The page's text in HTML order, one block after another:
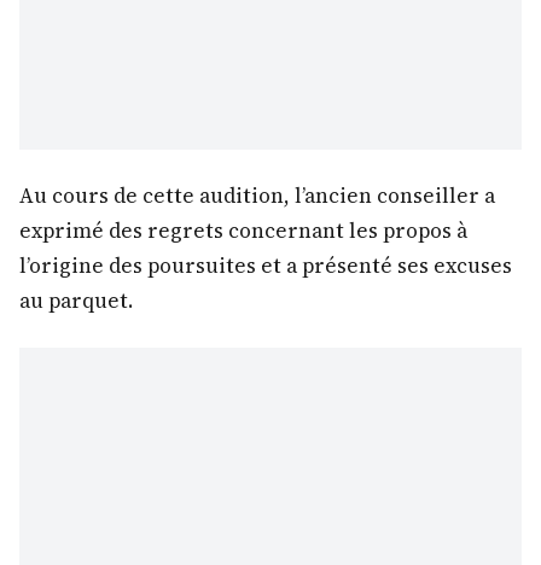
Au cours de cette audition, l’ancien conseiller a
exprimé des regrets concernant les propos à
l’origine des poursuites et a présenté ses excuses
au parquet.